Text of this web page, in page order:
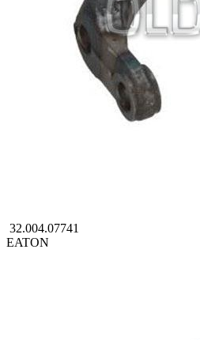
32.004.07741
EATON